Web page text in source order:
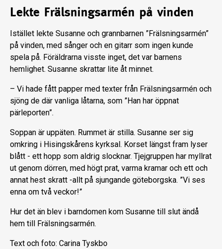
Lekte Frälsningsarmén på vinden
Istället lekte Susanne och grannbarnen ”Frälsningsarmén”
på vinden, med sånger och en gitarr som ingen kunde
spela på. Föräldrarna visste inget, det var barnens
hemlighet. Susanne skrattar lite åt minnet.
– Vi hade fått papper med texter från Frälsningsarmén och
sjöng de där vanliga låtarna, som ”Han har öppnat
pärleporten”.
Soppan är uppäten. Rummet är stilla. Susanne ser sig
omkring i Hisingskårens kyrksal. Korset längst fram lyser
blått - ett hopp som aldrig slocknar. Tjejgruppen har myllrat
ut genom dörren, med högt prat, varma kramar och ett och
annat hest skratt -allt på sjungande göteborgska. ”Vi ses
enna om två veckor!”
Hur det än blev i barndomen kom Susanne till slut ändå
hem till Frälsningsarmén.
Text och foto: Carina Tyskbo